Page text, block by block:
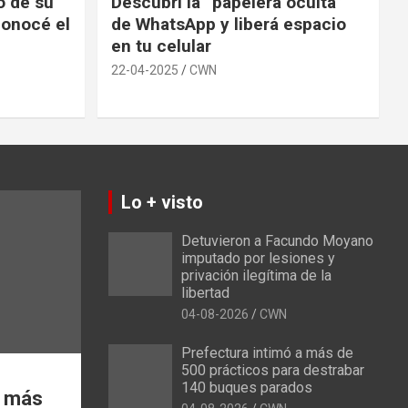
el
de WhatsApp y liberá espacio
en tu celular
22-04-2025 CWN
Lo + visto
Detuvieron a Facundo Moyano
imputado por lesiones y
privación ilegítima de la
libertad
04-08-2026 CWN
Prefectura intimó a más de
500 prácticos para destrabar
140 buques parados